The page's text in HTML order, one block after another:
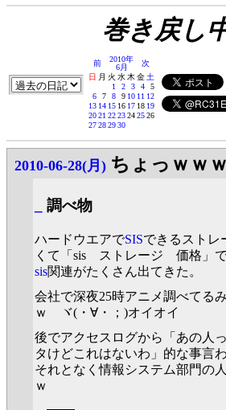
巻き戻し中
前
2010年
6月
次
日 月 火 水木金土
1
2 3 4
5
6
7 8 9 10 11 12
13 14 15 16 17 18 19
20212223242526
27282930
2010-06-28(月) ちょっｗｗｗ
調べ物
ハードウエアでSISできるストレ
くて「sis ストレージ 価格」
sis関連がたくさん出てきた。
会社で深夜25時アニメ調べてる
ｗ ヾ(・∀・；)オイオイ
後でアクセスログから「あの人
タけどこれはないわ」的な事言
それとなく情報システム部門の
ｗ